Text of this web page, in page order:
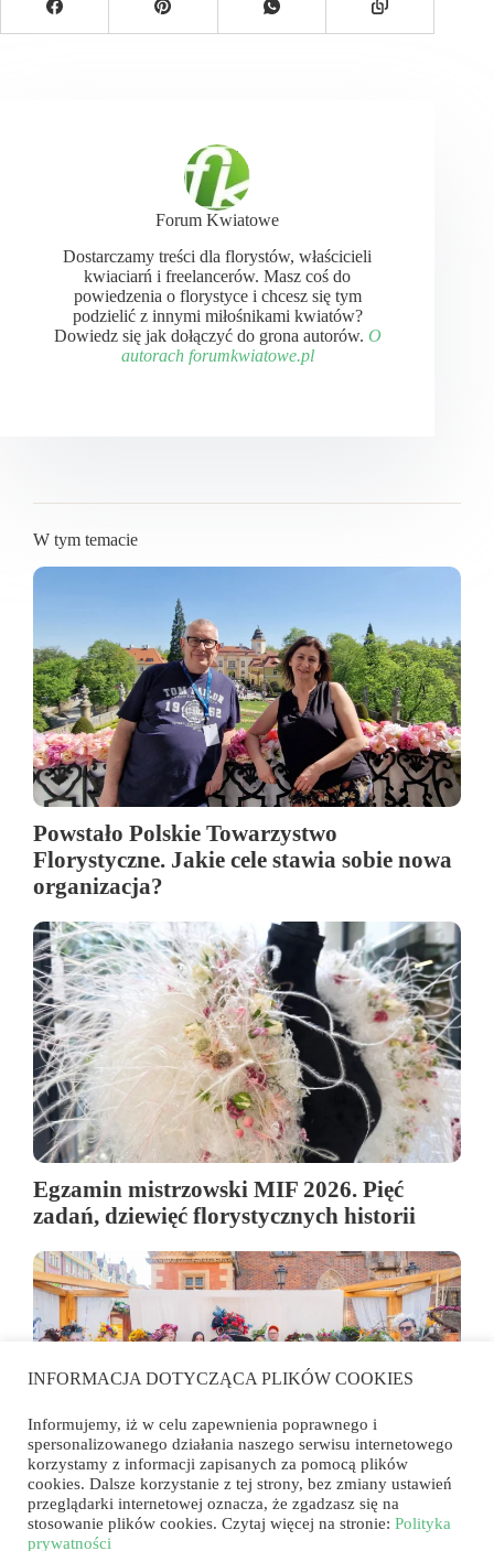
Forum Kwiatowe
Dostarczamy treści dla florystów, właścicieli
kwiaciarń i freelancerów. Masz coś do
powiedzenia o florystyce i chcesz się tym
podzielić z innymi miłośnikami kwiatów?
Dowiedz się jak dołączyć do grona autorów. O
autorach forumkwiatowe.pl
W tym temacie
Powstało Polskie Towarzystwo
Florystyczne. Jakie cele stawia sobie nowa
organizacja?
Egzamin mistrzowski MIF 2026. Pięć
zadań, dziewięć florystycznych historii
Florystyka wyszła na rynek. Konkurs
„Przyjęcie w ogrodzie u wybranego
INFORMACJA DOTYCZĄCA PLIKÓW COOKIES
Informujemy, iż w celu zapewnienia poprawnego i
spersonalizowanego działania naszego serwisu internetowego
korzystamy z informacji zapisanych za pomocą plików
cookies. Dalsze korzystanie z tej strony, bez zmiany ustawień
przeglądarki internetowej oznacza, że zgadzasz się na
stosowanie plików cookies. Czytaj więcej na stronie: Polityka
prywatności